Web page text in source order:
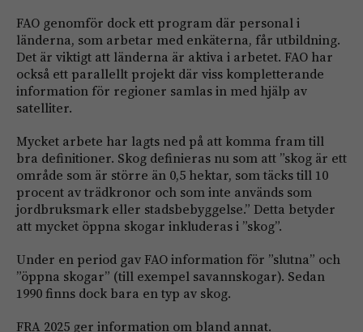
FAO genomför dock ett program där personal i
länderna, som arbetar med enkäterna, får utbildning.
Det är viktigt att länderna är aktiva i arbetet. FAO har
också ett parallellt projekt där viss kompletterande
information för regioner samlas in med hjälp av
satelliter.
Mycket arbete har lagts ned på att komma fram till
bra definitioner. Skog definieras nu som att ”skog är ett
område som är större än 0,5 hektar, som täcks till 10
procent av trädkronor och som inte används som
jordbruksmark eller stadsbebyggelse.” Detta betyder
att mycket öppna skogar inkluderas i ”skog”.
Under en period gav FAO information för ”slutna” och
”öppna skogar” (till exempel savannskogar). Sedan
1990 finns dock bara en typ av skog.
FRA 2025 ger information om bland annat.